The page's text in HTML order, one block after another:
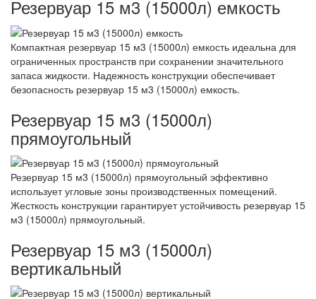
Резервуар 15 м3 (15000л) емкость
Компактная резервуар 15 м3 (15000л) емкость идеальна для
ограниченных пространств при сохранении значительного
запаса жидкости. Надежность конструкции обеспечивает
безопасность резервуар 15 м3 (15000л) емкость.
Резервуар 15 м3 (15000л)
прямоугольный
Резервуар 15 м3 (15000л) прямоугольный эффективно
использует угловые зоны производственных помещений.
Жесткость конструкции гарантирует устойчивость резервуар 15
м3 (15000л) прямоугольный.
Резервуар 15 м3 (15000л)
вертикальный